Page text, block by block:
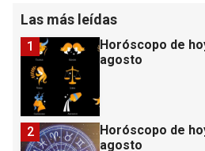
Las más leídas
Horóscopo de
agosto
1
Horóscopo de
agosto
2